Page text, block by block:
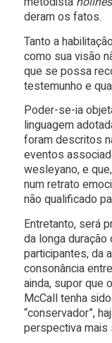
deram os fatos.
Tanto a
como sua visão
que se possa
testemunho e
Poder-se-ia
linguagem
foram descritos
eventos
wesleyano, e
num retrato
não qualificado
Entretanto, será
da longa
participantes, da
consonância
ainda, supor que
McCall tenha
“conservador”,
perspectiva mais